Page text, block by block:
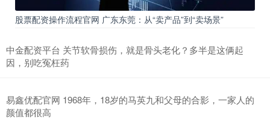
股票配资操作流程官网 广东东莞：从“卖产品”到“卖场景”
中金配资平台 关节软骨损伤，就是骨头老化？多半是这俩起
因，别吃冤枉药
易鑫优配官网 1968年，18岁的马英九和父母的合影，一家人的
颜值都很高